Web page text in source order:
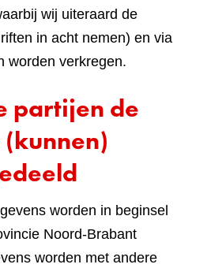
wij uiteraard de
in acht nemen) en via
worden verkregen.
partijen de
worden in beginsel
Noord-Brabant
worden met andere